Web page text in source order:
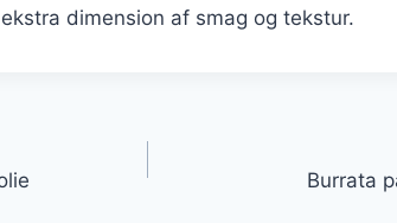
dimension af smag og tekstur.
Burrata